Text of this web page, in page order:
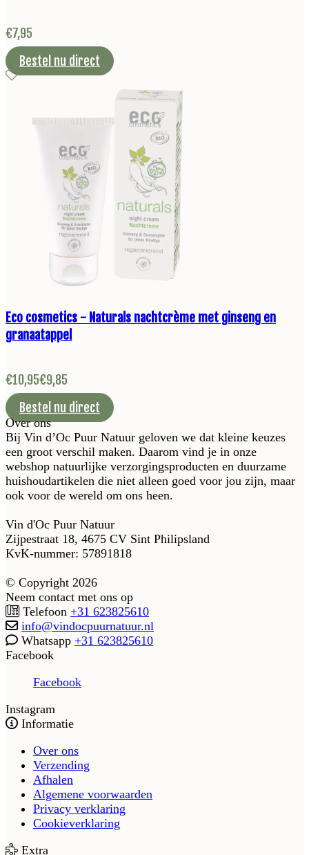
€7,95
Bestel nu direct
Eco cosmetics - Naturals nachtcrème met ginseng en
granaatappel
€10,95€9,85
Bestel nu direct
Over ons
Bij Vin d’Oc Puur Natuur geloven we dat kleine keuzes
een groot verschil maken. Daarom vind je in onze
webshop natuurlijke verzorgingsproducten en duurzame
huishoudartikelen die niet alleen goed voor jou zijn, maar
ook voor de wereld om ons heen.
Vin d'Oc Puur Natuur
Zijpestraat 18, 4675 CV Sint Philipsland
KvK-nummer: 57891818
© Copyright 2026
Neem contact met ons op
Telefoon +31 623825610
info@vindocpuurnatuur.nl
Whatsapp +31 623825610
Facebook
Facebook
Instagram
Informatie
Over ons
Verzending
Afhalen
Algemene voorwaarden
Privacy verklaring
Cookieverklaring
Extra